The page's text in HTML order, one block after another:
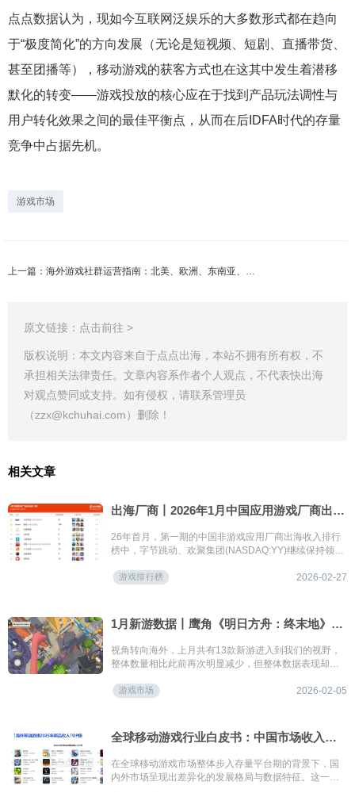
点点数据认为，现如今互联网泛娱乐的大多数形式都在趋向
于“极度简化”的方向发展（无论是短视频、短剧、直播带货、
甚至团播等），移动游戏的获客方式也在这其中发生着潜移
默化的转变——游戏投放的核心应在于找到产品玩法调性与
用户转化效果之间的最佳平衡点，从而在后IDFA时代的存量
竞争中占据先机。
游戏市场
上一篇：海外游戏社群运营指南：北美、欧洲、东南亚、日韩、拉美
原文链接： 点击前往 >
版权说明：本文内容来自于点点出海，本站不拥有所有权，不
承担相关法律责任。文章内容系作者个人观点，不代表快出海
对观点赞同或支持。如有侵权，请联系管理员
（zzx@kchuhai.com）删除！
相关文章
出海厂商丨2026年1月中国应用游戏厂商出海收入Top30榜
26年首月，第一期的中国非游戏应用厂商出海收入排行
榜中，字节跳动、欢聚集团(NASDAQ:YY)继续保持领先
商数据领先优势依旧明显。新年伊始，睿琪软件重返榜
趋势”、“假日植物伙伴”等活动扭转了继秋冬季以来的收
入下滑颓势，继而与其旗下其他应用共同推动其上月海
外收入环比增长超52.2%。
游戏排行榜 2026-02-27
1月新游数据丨鹰角《明日方舟：终末地》上线两周全球收入超2.4亿元问鼎；《逆战》手游双端数据表现出色；《心动小镇》海外首月下载破千万
视角转向海外，上月共有13款新游进入到我们的视野，
整体数量相比此前再次明显减少，但整体数据表现却不
期新游产出的主力，日韩厂商亦有产出。与此同时，或
游戏市场 2026-02-05
全球移动游戏行业白皮书：中国市场收入规模达2859亿元，女性玩家数量迅速增长；海外市场双平台下载量显著迁移，全新原创IP产品几乎缺席
在全球移动游戏市场整体步入存量平台期的背景下，国
内外市场呈现出差异化的发展格局与数据特征。这一分